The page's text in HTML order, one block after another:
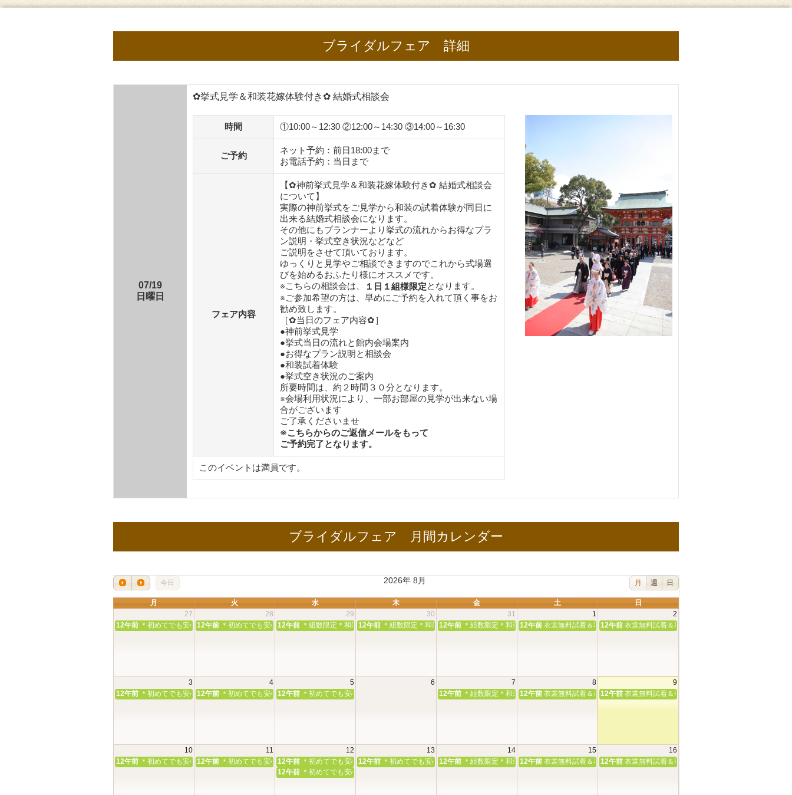
ブライダルフェア 詳細
07/19
日曜日
✿挙式見学＆和装花嫁体験付き✿ 結婚式相談会
時間 ①10:00～12:30 ②12:00～14:30 ③14:00～16:30
ご予約
ネット予約：前日18:00まで
お電話予約：当日まで
フェア内容
【✿神前挙式見学＆和装花嫁体験付き✿ 結婚式相談会
について】
実際の神前挙式をご見学から和装の試着体験が同日に
出来る結婚式相談会になります。
その他にもプランナーより挙式の流れからお得なプラ
ン説明・挙式空き状況などなど
ご説明をさせて頂いております。
ゆっくりと見学やご相談できますのでこれから式場選
びを始めるおふたり様にオススメです。
※こちらの相談会は、
１日１組様限定となります。
※ご参加希望の方は、早めにご予約を入れて頂く事をお
勧め致します。
［✿当日のフェア内容✿］
●神前挙式見学
●挙式当日の流れと館内会場案内
●お得なプラン説明と相談会
●和装試着体験
●挙式空き状況のご案内
所要時間は、約２時間３０分となります。
※会場利用状況により、一部お部屋の見学が出来ない場
合がございます
ご了承くださいませ
※こちらからのご返信メールをもって
ご予約完了となります。
このイベントは満員です。
ブライダルフェア 月間カレンダー
今日 月 週 日
2026年 8月
月 火 水 木 金 土
日
27
28 29 30 31 1
2
12午前 ＊初めてでも安心＊本殿・館内見学＆和婚相談会
12午前 ＊初めてでも安心＊本殿・館内見学＆和婚相談会
12午前 ＊組数限定＊和装花嫁体験＆神前挙式相談会
12午前 ＊組数限定＊和装花嫁体験＆神前挙式相談会
12午前 ＊組数限定＊和装花嫁体験＆神前挙式相談会
12午前 衣裳無料試着＆和婚相談会♪
12午前 衣裳無料試着＆和婚相談会♪
3 4 5 6 7 8
9
12午前 ＊初めてでも安心＊本殿・館内見学＆和婚相談会
12午前 ＊初めてでも安心＊本殿・館内見学＆和婚相談会
12午前 ＊初めてでも安心＊本殿・館内見学＆和婚相談会
12午前 ＊組数限定＊和装花嫁体験＆神前挙式相談会
12午前 衣裳無料試着＆和婚相談会♪
12午前 衣裳無料試着＆和婚相談会♪
10 11 12 13 14 15
16
12午前 ＊初めてでも安心＊本殿・館内見学＆和婚相談会
12午前 ＊初めてでも安心＊本殿・館内見学＆和婚相談会
12午前 ＊初めてでも安心＊本殿・館内見学＆和婚相談会
12午前 ＊初めてでも安心＊本殿・館内見学＆和婚相談会
12午前 ＊組数限定＊和装花嫁体験＆神前挙式相談会
12午前 衣裳無料試着＆和婚相談会♪
12午前 衣裳無料試着＆和婚相談会♪
12午前 ＊初めてでも安心＊本殿・館内見学＆和婚相談会